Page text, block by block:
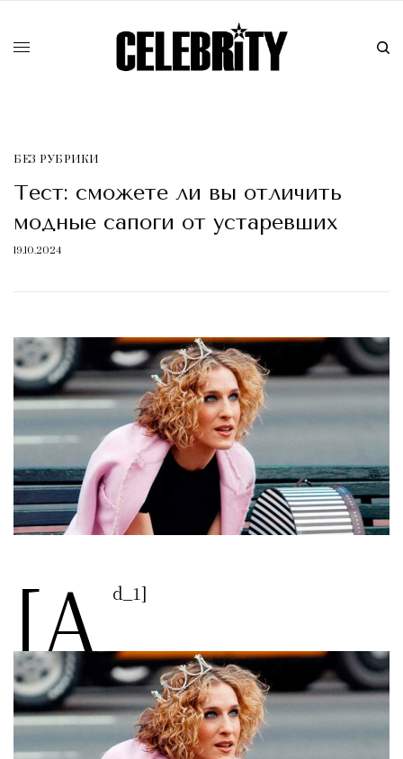
БЕЗ РУБРИКИ
Тест: сможете ли вы отличить
модные сапоги от устаревших
19.10.2024
[a d_1]